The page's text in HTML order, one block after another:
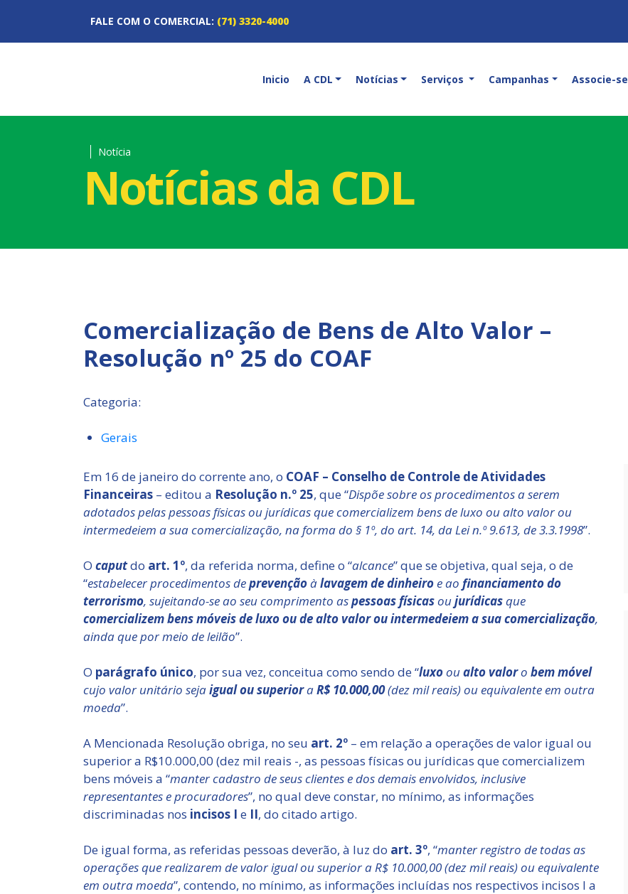
FALE COM O COMERCIAL: (71) 3320-4000
Inicio A CDL Notícias Serviços Campanhas Associe-se
Notícia
Notícias da CDL
Comercialização de Bens de Alto Valor –
Resolução nº 25 do COAF
Categoria:
Gerais
Em 16 de janeiro do corrente ano, o COAF – Conselho de Controle de Atividades
Financeiras – editou a Resolução n.º 25, que “Dispõe sobre os procedimentos a serem
adotados pelas pessoas físicas ou jurídicas que comercializem bens de luxo ou alto valor ou
intermedeiem a sua comercialização, na forma do § 1º, do art. 14, da Lei n.º 9.613, de 3.3.1998”.
O caputdo art. 1º, da referida norma, define o “alcance” que se objetiva, qual seja, o de
“estabelecer procedimentos deprevençãoàlavagem de dinheiroe ao financiamento do
terrorismo, sujeitando-se ao seu comprimento aspessoas físicasoujurídicasque
comercializem bens móveis de luxo ou de alto valor ou intermedeiem a sua comercialização,
ainda que por meio de leilão”.
O parágrafo único, por sua vez, conceitua como sendo de “luxooualto valoro bem móvel
cujo valor unitário sejaigual ou superioraR$ 10.000,00(dez mil reais) ou equivalente em outra
moeda”.
A Mencionada Resolução obriga, no seu art. 2º – em relação a operações de valor igual ou
superior a R$10.000,00 (dez mil reais -, as pessoas físicas ou jurídicas que comercializem
bens móveis a “manter cadastro de seus clientes e dos demais envolvidos, inclusive
representantes e procuradores”, no qual deve constar, no mínimo, as informações
discriminadas nos incisos I e II, do citado artigo.
De igual forma, as referidas pessoas deverão, à luz do art. 3º, “manter registro de todas as
operações que realizarem de valor igual ou superior a R$ 10.000,00 (dez mil reais) ou equivalente
em outra moeda”, contendo, no mínimo, as informações incluídas nos respectivos incisos I a